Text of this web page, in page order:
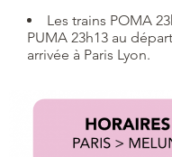
Les trains POMA
PUMA 23h13 au
arrivée à Paris Lyon.